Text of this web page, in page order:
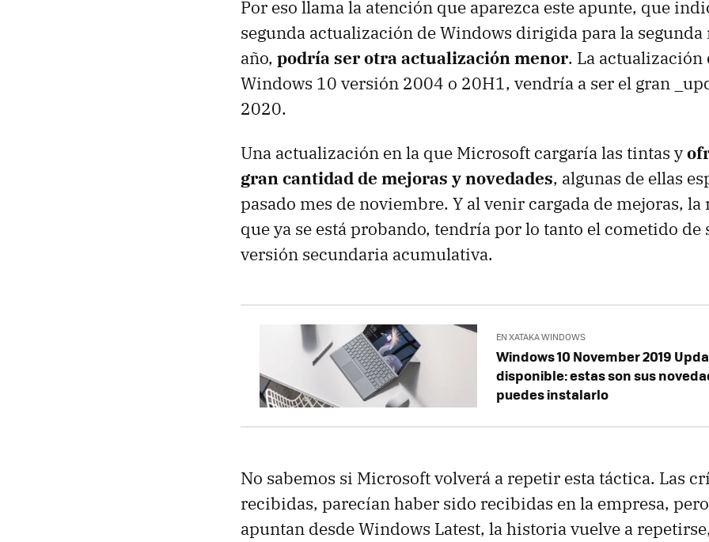
Por eso llama la atención que aparezca este apunte, que
segunda actualización de Windows dirigida para la segunda
año, podría ser otra actualización menor. La
Windows 10 versión 2004 o 20H1, vendría a ser el gran
2020.
Una actualización en la que Microsoft cargaría las tintas y
gran cantidad de mejoras y novedades, algunas de ellas
pasado mes de noviembre. Y al venir cargada de mejoras,
que ya se está probando, tendría por lo tanto el cometido de
versión secundaria acumulativa.
EN XATAKA WINDOWS
Windows 10 November 2019
disponible: estas son sus
puedes instalarlo
No sabemos si Microsoft volverá a repetir esta táctica. Las
recibidas, parecían haber sido recibidas en la empresa,
apuntan desde Windows Latest, la historia vuelve a